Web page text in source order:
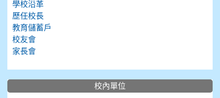
學校沿革
歷任校長
教育儲蓄戶
校友會
家長會
校內單位